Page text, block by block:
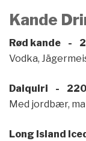
Kande
Rød kande -
Vodka,
Daiquiri -
Med jordbær,
Long Island